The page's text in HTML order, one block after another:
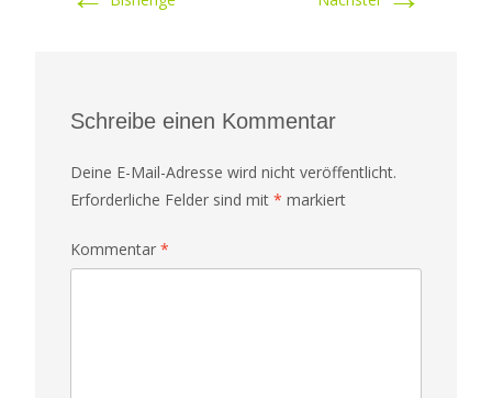
Schreibe einen Kommentar
Deine E-Mail-Adresse wird nicht veröffentlicht.
Erforderliche Felder sind mit * markiert
Kommentar *